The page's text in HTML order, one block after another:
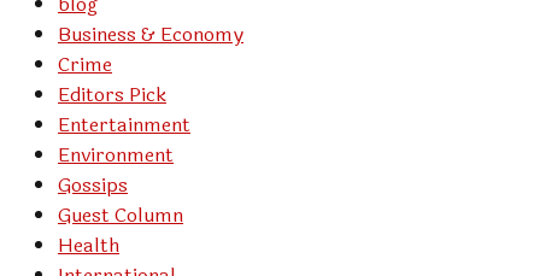
Business & Economy
Crime
Editors Pick
Entertainment
Environment
Gossips
Guest Column
Health